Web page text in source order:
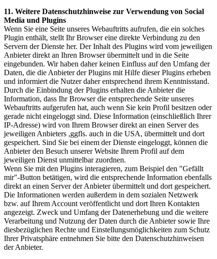
11. Weitere Datenschutzhinweise zur Verwendung von Social
Media und Plugins
Wenn Sie eine Seite unseres Webauftritts aufrufen, die ein solches
Plugin enthält, stellt Ihr Browser eine direkte Verbindung zu den
Servern der Dienste her. Der Inhalt des Plugins wird vom jeweiligen
Anbieter direkt an Ihren Browser übermittelt und in die Seite
eingebunden. Wir haben daher keinen Einfluss auf den Umfang der
Daten, die die Anbieter der Plugins mit Hilfe dieser Plugins erheben
und informiert die Nutzer daher entsprechend ihrem Kenntnisstand.
Durch die Einbindung der Plugins erhalten die Anbieter die
Information, dass Ihr Browser die entsprechende Seite unseres
Webauftritts aufgerufen hat, auch wenn Sie kein Profil besitzen oder
gerade nicht eingeloggt sind. Diese Information (einschließlich Ihrer
IP-Adresse) wird von Ihrem Browser direkt an einen Server des
jeweiligen Anbieters ,ggfls. auch in die USA, übermittelt und dort
gespeichert. Sind Sie bei einem der Dienste eingeloggt, können die
Anbieter den Besuch unserer Website Ihrem Profil auf dem
jeweiligen Dienst unmittelbar zuordnen.
Wenn Sie mit den Plugins interagieren, zum Beispiel den "Gefällt
mir"-Button betätigen, wird die entsprechende Information ebenfalls
direkt an einen Server der Anbieter übermittelt und dort gespeichert.
Die Informationen werden außerdem in dem sozialen Netzwerk
bzw. auf Ihrem Account veröffentlicht und dort Ihren Kontakten
angezeigt. Zweck und Umfang der Datenerhebung und die weitere
Verarbeitung und Nutzung der Daten durch die Anbieter sowie Ihre
diesbezüglichen Rechte und Einstellungsmöglichkeiten zum Schutz
Ihrer Privatsphäre entnehmen Sie bitte den Datenschutzhinweisen
der Anbieter.